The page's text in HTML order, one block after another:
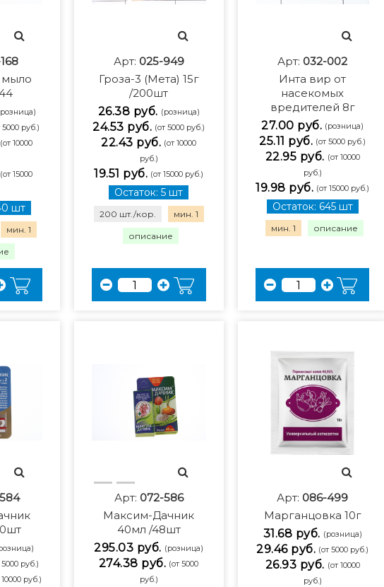
мыло
5000 руб.)
(от 10000
(от 15000
шт
мин. 1
Арт: 025-949
Гроза-3 (Мета) 15г
/200шт
26.38 руб. (розница)
24.53 руб. (от 5000 руб.)
22.43 руб. (от 10000
руб.)
19.51 руб. (от 15000 руб.)
Остаток: 5 шт
200 шт./кор. мин. 1
описание
Арт: 032-002
Инта вир от
насекомых
вредителей 8г
27.00 руб. (розница)
25.11 руб. (от 5000 руб.)
22.95 руб. (от 10000
руб.)
19.98 руб. (от 15000 руб.)
Остаток: 645 шт
мин. 1 описание
5000 руб.)
10000 руб.)
Арт: 072-586
Максим-Дачник
40мл /48шт
295.03 руб. (розница)
274.38 руб. (от 5000
руб.)
Арт: 086-499
Марганцовка 10г
31.68 руб. (розница)
29.46 руб. (от 5000 руб.)
26.93 руб. (от 10000
руб.)